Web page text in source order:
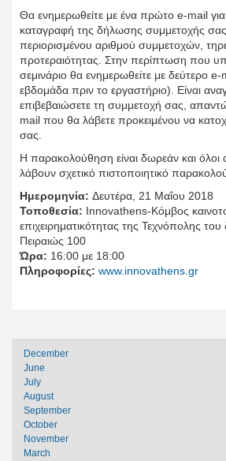
Θα ενημερωθείτε με ένα πρώτο e-mail για
καταγραφή της δήλωσης συμμετοχής
περιορισμένου αριθμού συμμετοχών,
προτεραιότητας. Στην περίπτωση που
σεμινάριο θα ενημερωθείτε με δεύτερο e-
εβδομάδα πριν το εργαστήριο). Είναι
επιβεβαιώσετε τη συμμετοχή σας,
mail που θα λάβετε προκειμένου να
σας.
Η παρακολούθηση είναι δωρεάν και όλοι
λάβουν σχετικό πιστοποιητικό
Ημερομηνία: Δευτέρα, 21 Μαΐου 2018
Τοποθεσία: Ιnnovathens-Κόμβος
επιχειρηματικότητας της Τεχνόπολης
Πειραιώς 100
Ώρα: 16:00 με 18:00
Πληροφορίες: www.innovathens.gr
December
June
July
August
September
October
November
March